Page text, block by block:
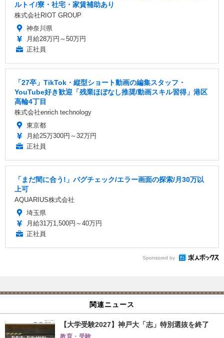
ルトイ/寮・社宅・家賃補助あり
株式会社RIOT GROUP
神奈川県
月給28万円～50万円
正社員
「27卒」TikTok・縦型ショート動画の編集スタッフ・
YouTube好き歓迎「残業ほぼなし推奨/動画スキル習得」港区
高輪4丁目
株式会社enrich technology
東京都
月給25万300円～32万円
正社員
「まだ間に合う!」バグチェック/エラー画面の探索/月30万以
上可
AQUARIUS株式会社
埼玉県
月給31万1,500円～40万円
正社員
Sponsored by
関連ニュース
【大学受験2027】神戸大「志」特別選抜を終了